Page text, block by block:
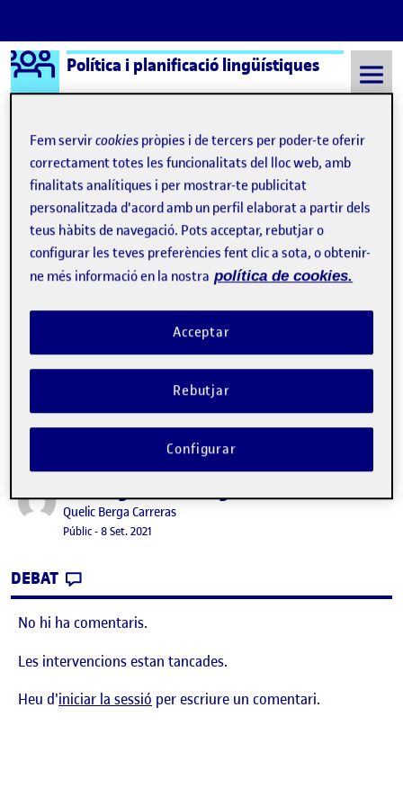
Saltar al contingut
Logo Ágora
Política i planificació lingüístiques
Semestre 20212 - Aula 1 Quelic Berga Carreras
Quelic Berga Carreras
Benvinguts i benvingudes!
Publicat per
Quelic Berga Carreras
Visibilitat:
Públic-Data de publicació
8 Set. 2021
DEBAT
No hi ha comentaris.
Les intervencions estan tancades.
Heu d'iniciar la sessió per escriure un comentari.
Fem servircookies pròpies i de tercers per poder-te oferir
correctament totes les funcionalitats del lloc web, amb
finalitats analítiques i per mostrar-te publicitat
personalitzada d'acord amb un perfil elaborat a partir dels
teus hàbits de navegació. Pots acceptar, rebutjar o
configurar les teves preferències fent clic a sota, o obtenir-
ne més informació en la nostra política de cookies.
Rebutjar
Acceptar
Configurar